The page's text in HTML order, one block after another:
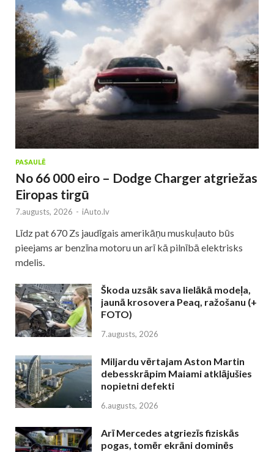
PASAULĒ
No 66 000 eiro – Dodge Charger atgriežas
Eiropas tirgū
7.augusts, 2026 - iAuto.lv
Līdz pat 670 Zs jaudīgais amerikāņu muskuļauto būs
pieejams ar benzīna motoru un arī kā pilnībā elektrisks
mdelis.
Škoda uzsāk sava lielākā modeļa,
jaunā krosovera Peaq, ražošanu (+
FOTO)
7.augusts, 2026
Miljardu vērtajam Aston Martin
debesskrāpim Maiami atklājušies
nopietni defekti
6.augusts, 2026
Arī Mercedes atgriezīs fiziskās
pogas, tomēr ekrāni dominēs